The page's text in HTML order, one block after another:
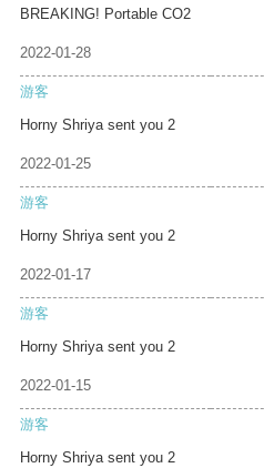
BREAKING! Portable CO2
2022-01-28
游客
Horny Shriya sent you 2
2022-01-25
游客
Horny Shriya sent you 2
2022-01-17
游客
Horny Shriya sent you 2
2022-01-15
游客
Horny Shriya sent you 2